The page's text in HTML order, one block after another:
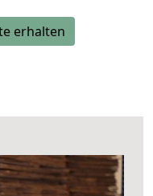
erhalten